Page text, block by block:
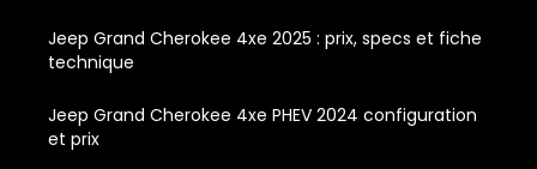
Jeep Grand Cherokee 4xe 2025 : prix, specs et fiche
technique
Jeep Grand Cherokee 4xe PHEV 2024 configuration
et prix